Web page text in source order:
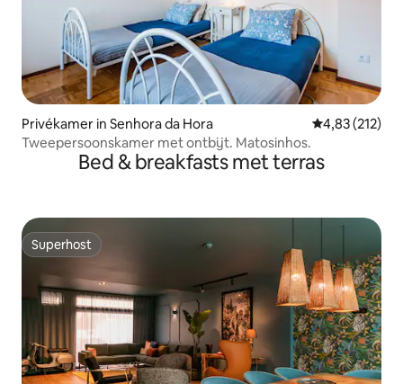
Privékamer in Senhora da Hora Gemiddelde
4,83 (212)
Tweepersoonskamer met ontbijt. Matosinhos.
Bed & breakfasts met terras
Superhost
Superhost